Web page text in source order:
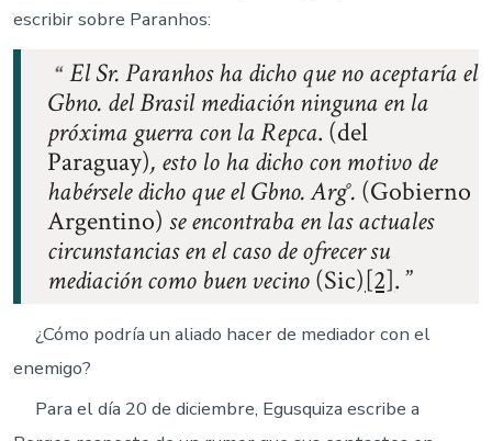
escribir sobre Paranhos:
El Sr. Paranhos ha dicho que no aceptaría el
Gbno. del Brasil mediación ninguna en la
próxima guerra con la Repca. (del
Paraguay), esto lo ha dicho con motivo de
habérsele dicho que el Gbno. Arg°. (Gobierno
Argentino) se encontraba en las actuales
circunstancias en el caso de ofrecer su
mediación como buen vecino(Sic)[2].
¿Cómo podría un aliado hacer de mediador con el
enemigo?
Para el día 20 de diciembre, Egusquiza escribe a